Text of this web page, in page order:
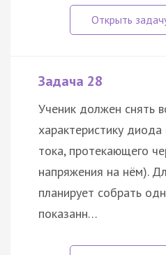
Задача 28
Ученик должен снять
характеристику диода
тока, протекающего
напряжения на нём).
планирует собрать
показанн…